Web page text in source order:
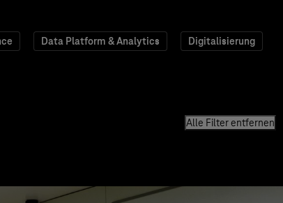
Data Platform & Analytics Digitalisierung
Alle Filter entfernen